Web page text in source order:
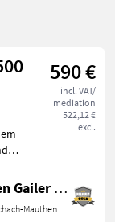
590 €
incl. VAT/
mediation
522,12 €
excl.
Maschinen Gailer GmbH
Mauthen